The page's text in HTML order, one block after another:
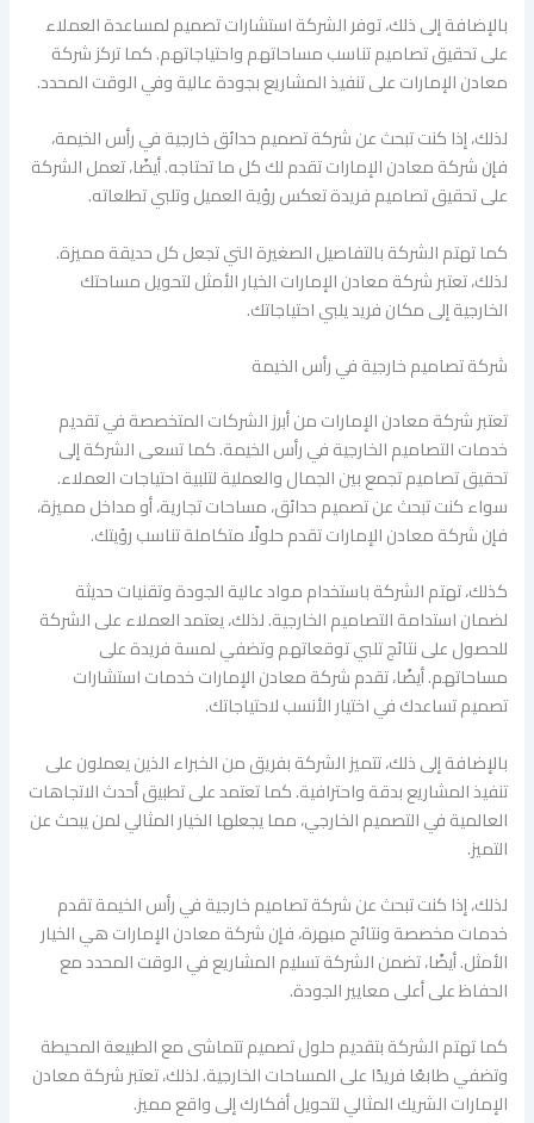
بالإضافة إلى ذلك، توفر الشركة استشارات تصميم لمساعدة العملاء
على تحقيق تصاميم تناسب مساحاتهم واحتياجاتهم. كما تركز شركة
معادن الإمارات على تنفيذ المشاريع بجودة عالية وفي الوقت المحدد.
لذلك، إذا كنت تبحث عن شركة تصميم حدائق خارجية في رأس الخيمة،
فإن شركة معادن الإمارات تقدم لك كل ما تحتاجه. أيضًا، تعمل الشركة
على تحقيق تصاميم فريدة تعكس رؤية العميل وتلبي تطلعاته.
كما تهتم الشركة بالتفاصيل الصغيرة التي تجعل كل حديقة مميزة.
لذلك، تعتبر شركة معادن الإمارات الخيار الأمثل لتحويل مساحتك
الخارجية إلى مكان فريد يلبي احتياجاتك.
شركة تصاميم خارجية في رأس الخيمة
تعتبر شركة معادن الإمارات من أبرز الشركات المتخصصة في تقديم
خدمات التصاميم الخارجية في رأس الخيمة. كما تسعى الشركة إلى
تحقيق تصاميم تجمع بين الجمال والعملية لتلبية احتياجات العملاء.
سواء كنت تبحث عن تصميم حدائق، مساحات تجارية، أو مداخل مميزة،
فإن شركة معادن الإمارات تقدم حلولًا متكاملة تناسب رؤيتك.
كذلك، تهتم الشركة باستخدام مواد عالية الجودة وتقنيات حديثة
لضمان استدامة التصاميم الخارجية. لذلك، يعتمد العملاء على الشركة
للحصول على نتائج تلبي توقعاتهم وتضفي لمسة فريدة على
مساحاتهم. أيضًا، تقدم شركة معادن الإمارات خدمات استشارات
تصميم تساعدك في اختيار الأنسب لاحتياجاتك.
بالإضافة إلى ذلك، تتميز الشركة بفريق من الخبراء الذين يعملون على
تنفيذ المشاريع بدقة واحترافية. كما تعتمد على تطبيق أحدث الاتجاهات
العالمية في التصميم الخارجي، مما يجعلها الخيار المثالي لمن يبحث عن
التميز.
لذلك، إذا كنت تبحث عن شركة تصاميم خارجية في رأس الخيمة تقدم
خدمات مخصصة ونتائج مبهرة، فإن شركة معادن الإمارات هي الخيار
الأمثل. أيضًا، تضمن الشركة تسليم المشاريع في الوقت المحدد مع
الحفاظ على أعلى معايير الجودة.
كما تهتم الشركة بتقديم حلول تصميم تتماشى مع الطبيعة المحيطة
وتضفي طابعًا فريدًا على المساحات الخارجية. لذلك، تعتبر شركة معادن
الإمارات الشريك المثالي لتحويل أفكارك إلى واقع مميز.